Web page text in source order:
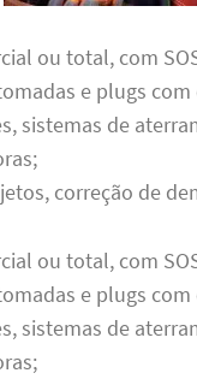
ou total, com
e plugs
sistemas de
correção de
ou total, com
e plugs
sistemas de